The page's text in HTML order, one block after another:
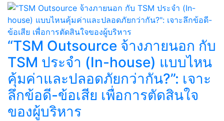
“TSM Outsource จ้างภายนอก กับ
TSM ประจำ (In-house) แบบไหน
คุ้มค่าและปลอดภัยกว่ากัน?”: เจาะ
ลึกข้อดี-ข้อเสีย เพื่อการตัดสินใจ
ของผู้บริหาร